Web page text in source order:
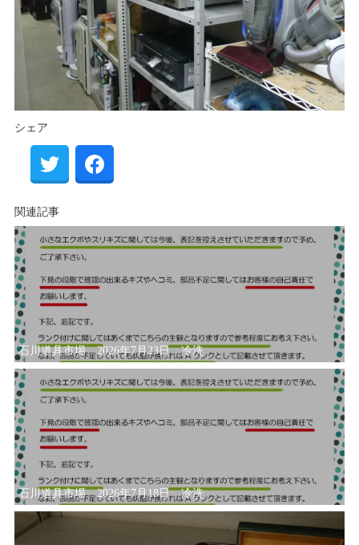
シェア
関連記事
石川道具市場 2026年7月23日 冷洗
石川道具市場 2026年7月18日 冷洗